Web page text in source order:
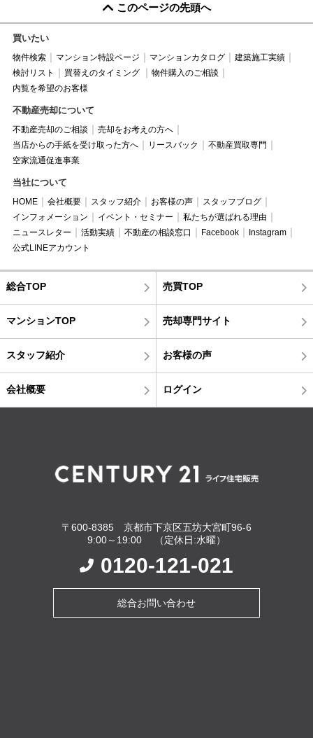
このページの先頭へ
買いたい
物件検索 マンション特設ページ マンションカタログ
建築施工実績
検討リスト
買替えのタイミング
物件購入のご相談
内覧を希望のお客様
不動産売却について
不動産売却のご相談
売却をお考えの方へ
当店からの手紙を受け取った方へ
リースバック
不動産買取専門
空家流通促進事業
当社について
HOME 会社概要 スタッフ紹介 お客様の声
スタッフブログ
インフォメーション
イベント・セミナー
私たちが選ばれる理由
ニュースレター
活動実績 不動産の相談窓口 Facebook
Instagram
公式LINEアカウント
総合TOP 売買TOP
マンションTOP 売却専門サイト
スタッフ紹介 お客様の声
会社概要 ログイン
〒600-8385 京都市下京区五坊大宮町96-6
9:00～19:00 （定休日:水曜）
0120-121-021
総合お問い合わせ